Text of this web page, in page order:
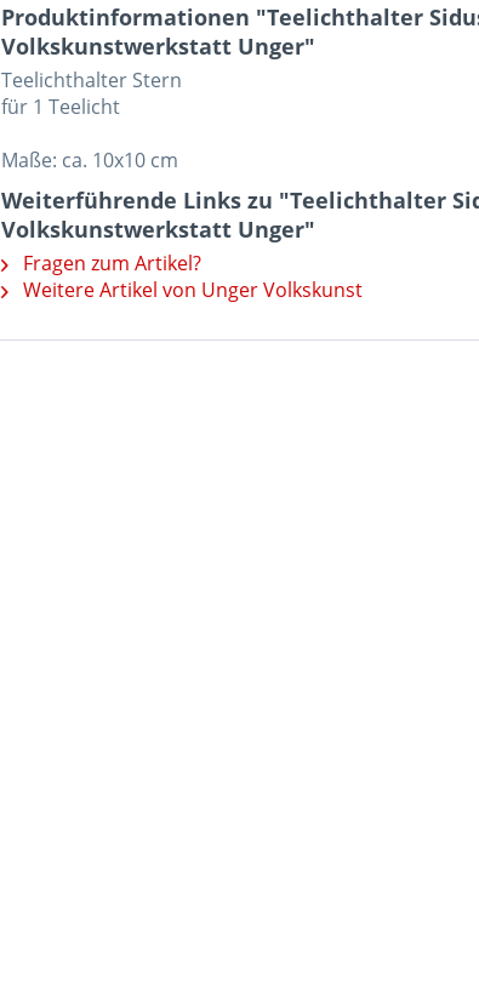
Produktinformationen "Teelichthalter
Volkskunstwerkstatt Unger"
Teelichthalter Stern
für 1 Teelicht
Maße: ca. 10x10 cm
Weiterführende Links zu "Teelichthalter
Volkskunstwerkstatt Unger"
Fragen zum Artikel?
Weitere Artikel von Unger Volkskunst